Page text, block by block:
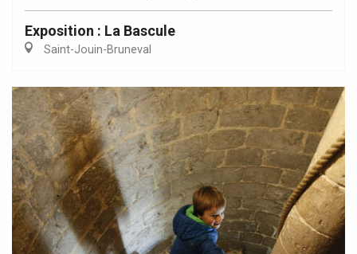
Exposition : La Bascule
Saint-Jouin-Bruneval